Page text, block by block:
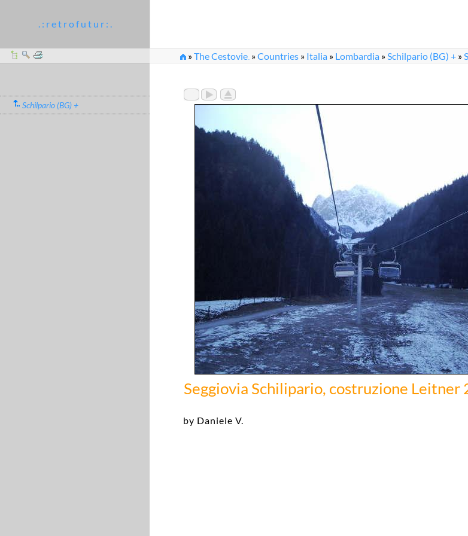
. : r e t r o f u t u r : .
»The Cestovie »Countries » Italia » Lombardia »Schilpario (BG) + »
Schilpario (BG) +
Seggiovia Schilipario, costruzione Leitner
by Daniele V.